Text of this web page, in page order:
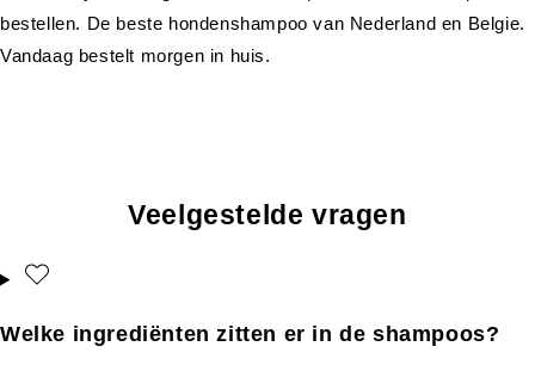
Veelgestelde vragen
Welke ingrediënten zitten er in de shampoos?